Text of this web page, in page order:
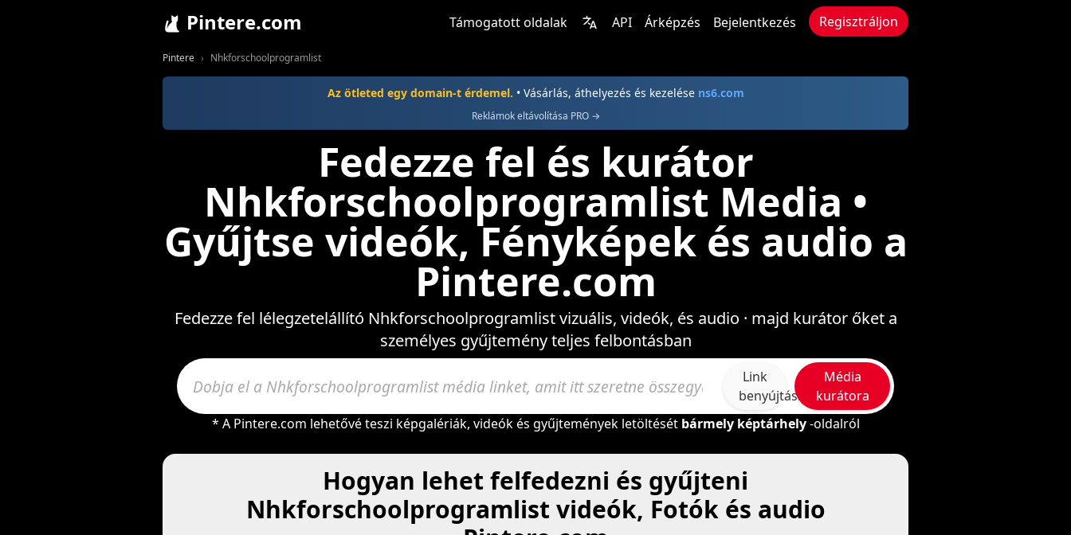
Pintere.com Támogatott oldalak API Árképzés Bejelentkezés Regisztráljon
Pintere Nhkforschoolprogramlist
Az ötleted egy domain-t érdemel. • Vásárlás, áthelyezés és kezelése ns6.com
Reklámok eltávolítása PRO →
Fedezze fel és kurátor
Nhkforschoolprogramlist Media •
Gyűjtse videók, Fényképek és audio a
Pintere.com
Fedezze fel lélegzetelállító Nhkforschoolprogramlist vizuális, videók, és audio · majd kurátor őket a
személyes gyűjtemény teljes felbontásban
Link
benyújtása
Média
kurátora
* A Pintere.com lehetővé teszi képgalériák, videók és gyűjtemények letöltését bármely képtárhely-oldalról
Hogyan lehet felfedezni és gyűjteni
Nhkforschoolprogramlist videók, Fotók és audio